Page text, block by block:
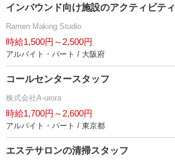
インバウンド向け施設のアクティビテ
Ramen Making Studio
時給1,500円～2,500円
アルバイト・パート / 大阪府
コールセンタースタッフ
株式会社A-urora
時給1,700円～2,600円
アルバイト・パート / 東京都
エステサロンの清掃スタッフ